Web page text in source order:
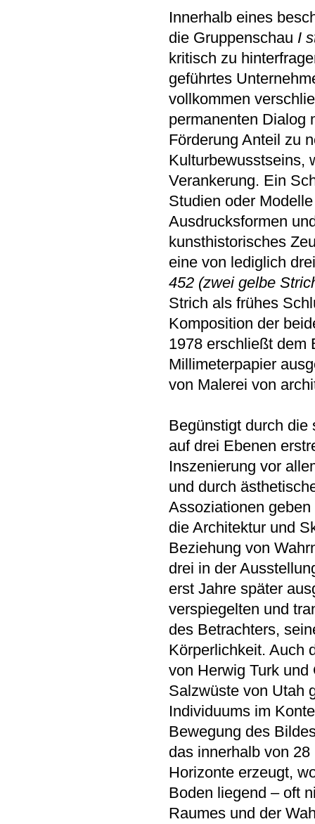
Innerhalb eines
die Gruppenschau I
kritisch zu
geführtes
vollkommen
permanenten Dialog
Förderung Anteil zu
Kulturbewusstseins,
Verankerung. Ein
Studien oder
Ausdrucksformen
kunsthistorisches
eine von lediglich
452 (zwei gelbe
Strich als frühes
Komposition der
1978 erschließt dem
Millimeterpapier
von Malerei von
Begünstigt durch die
auf drei Ebenen
Inszenierung vor
und durch
Assoziationen
die Architektur und
Beziehung von
drei in der
erst Jahre später
verspiegelten und
des Betrachters,
Körperlichkeit. Auch
von Herwig Turk
Salzwüste von Utah
Individuums im
Bewegung des
das innerhalb von
Horizonte erzeugt,
Boden liegend – oft
Raumes und der